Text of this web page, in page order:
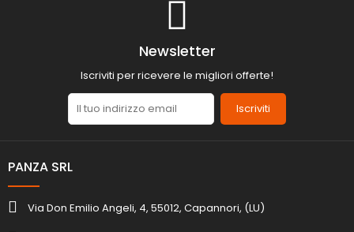
Newsletter
Iscriviti per ricevere le migliori offerte!
Iscriviti
PANZA SRL
Via Don Emilio Angeli, 4, 55012, Capannori, (LU)